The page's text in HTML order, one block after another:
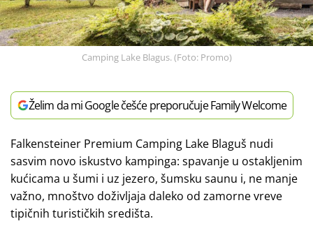
Camping Lake Blagus. (Foto: Promo)
Želim da mi Google češće preporučuje Family Welcome
Falkensteiner Premium Camping Lake Blaguš nudi
sasvim novo iskustvo kampinga: spavanje u ostakljenim
kućicama u šumi i uz jezero, šumsku saunu i, ne manje
važno, mnoštvo doživljaja daleko od zamorne vreve
tipičnih turističkih središta.